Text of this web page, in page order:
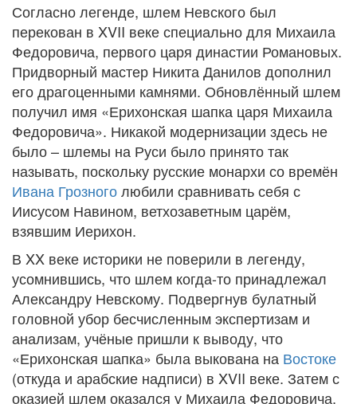
Согласно легенде, шлем Невского был
перекован в XVII веке специально для Михаила
Федоровича, первого царя династии Романовых.
Придворный мастер Никита Данилов дополнил
его драгоценными камнями. Обновлённый шлем
получил имя «Ерихонская шапка царя Михаила
Федоровича». Никакой модернизации здесь не
было – шлемы на Руси было принято так
называть, поскольку русские монархи со времён
Ивана Грозноголюбили сравнивать себя с
Иисусом Навином, ветхозаветным царём,
взявшим Иерихон.
В XX веке историки не поверили в легенду,
усомнившись, что шлем когда-то принадлежал
Александру Невскому. Подвергнув булатный
головной убор бесчисленным экспертизам и
анализам, учёные пришли к выводу, что
«Ерихонская шапка» была выкована на Востоке
(откуда и арабские надписи) в XVII веке. Затем с
оказией шлем оказался у Михаила Федоровича,